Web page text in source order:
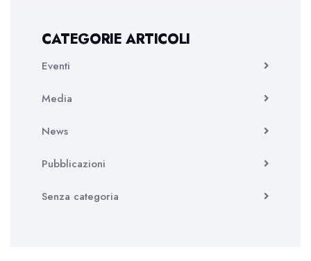
CATEGORIE ARTICOLI
Eventi
Media
News
Pubblicazioni
Senza categoria